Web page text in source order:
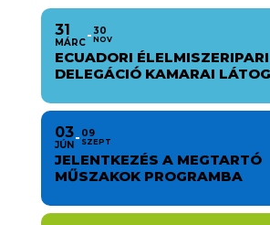
31
MÁRC
30
NOV
ECUADORI ÉLELMISZERIPARI
DELEGÁCIÓ KAMARAI
03
JÚN
09
SZEPT
JELENTKEZÉS A MEGTARTÓ
MŰSZAKOK PROGRAMBA